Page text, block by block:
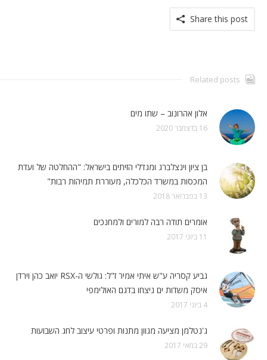
Share this post
Related posts
אלון אהרונוב – שתו מים
16 בדצמבר 2020
בן ציון וינצלברג ומגדלי הזיתים בישראל: "ההחלטה של ועדת
המכסות במשרד הכלכלה, מעוררת תמיהות רבות"
13 בפברואר 2018
אומרים תודה רבה למורים ולמחנכים
11 ביוני 2017
גביע קסריה ע"ש איתי אמיר ז"ל: גולשי ה-RSX יואב כהן וירדן
איסק משדות ים ניצחו בדגם האולימפי
4 ביוני 2017
ג'נטלמן מציעה מגוון מתנות ופרטי עיצוב לחג השבועות
29 במאי 2017